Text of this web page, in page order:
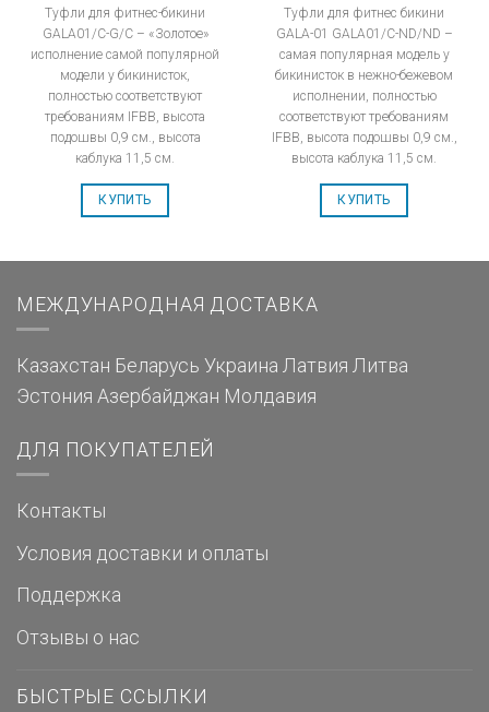
Туфли для фитнес-бикини
GALA01/C-G/C – «Золотое»
исполнение самой популярной
модели у бикинисток,
полностью соответствуют
требованиям IFBB, высота
подошвы 0,9 см., высота
каблука 11,5 см.
КУПИТЬ
Туфли для фитнес бикини
GALA-01 GALA01/C-ND/ND –
самая популярная модель у
бикинисток в нежно-бежевом
исполнении, полностью
соответствуют требованиям
IFBB, высота подошвы 0,9 см.,
высота каблука 11,5 см.
КУПИТЬ
МЕЖДУНАРОДНАЯ ДОСТАВКА
Казахстан Беларусь Украина Латвия Литва
Эстония Азербайджан Молдавия
ДЛЯ ПОКУПАТЕЛЕЙ
Контакты
Условия доставки и оплаты
Поддержка
Отзывы о нас
БЫСТРЫЕ ССЫЛКИ